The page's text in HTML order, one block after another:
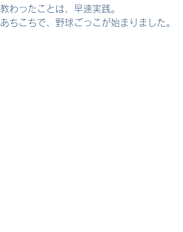
教わったことは、早速実践。
あちこちで、野球ごっこが始まりました。